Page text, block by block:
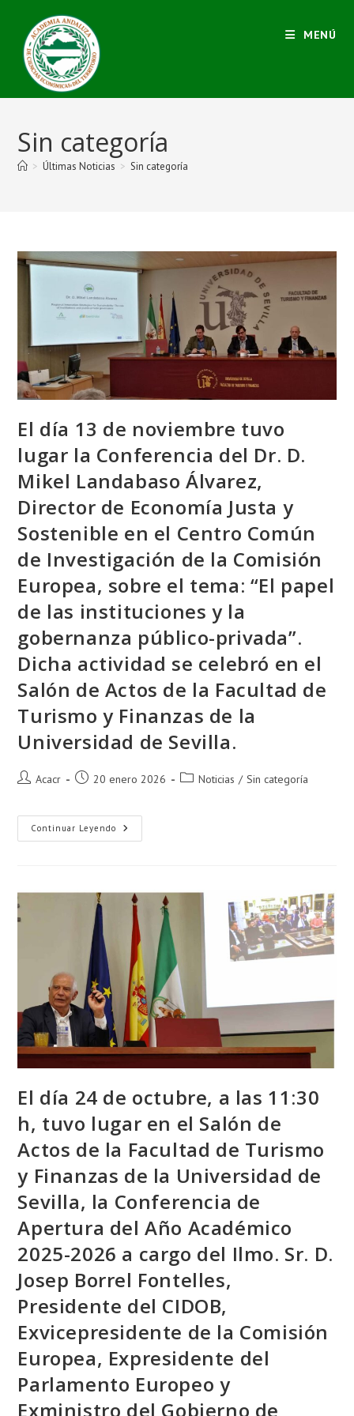
MENÚ
Sin categoría
> Últimas Noticias > Sin categoría
El día 13 de noviembre tuvo
lugar la Conferencia del Dr. D.
Mikel Landabaso Álvarez,
Director de Economía Justa y
Sostenible en el Centro Común
de Investigación de la Comisión
Europea, sobre el tema: “El papel
de las instituciones y la
gobernanza público-privada”.
Dicha actividad se celebró en el
Salón de Actos de la Facultad de
Turismo y Finanzas de la
Universidad de Sevilla.
Acacr 20 enero 2026 Noticias / Sin categoría
Continuar Leyendo
El día 24 de octubre, a las 11:30
h, tuvo lugar en el Salón de
Actos de la Facultad de Turismo
y Finanzas de la Universidad de
Sevilla, la Conferencia de
Apertura del Año Académico
2025-2026 a cargo del Ilmo. Sr. D.
Josep Borrel Fontelles,
Presidente del CIDOB,
Exvicepresidente de la Comisión
Europea, Expresidente del
Parlamento Europeo y
Exministro del Gobierno de